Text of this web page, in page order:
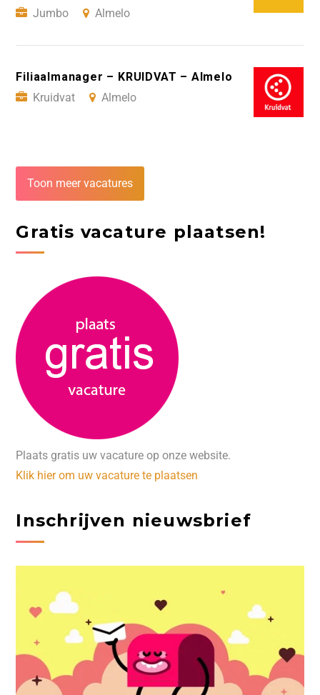
Jumbo
Almelo
Filiaalmanager – KRUIDVAT – Almelo
Kruidvat
Almelo
Toon meer vacatures
Gratis vacature plaatsen!
Plaats gratis uw vacature op onze website.
Klik hier om uw vacature te plaatsen
Inschrijven nieuwsbrief